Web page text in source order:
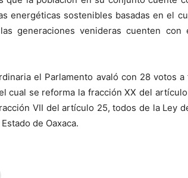
energéticas sostenibles basadas en el
generaciones venideras cuenten con
el Parlamento avaló con 28 votos
cual se reforma la fracción XX del
VII del artículo 25, todos de la Ley
de Oaxaca.